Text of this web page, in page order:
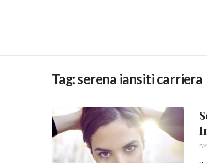
Tag:serena iansiti carriera
BY